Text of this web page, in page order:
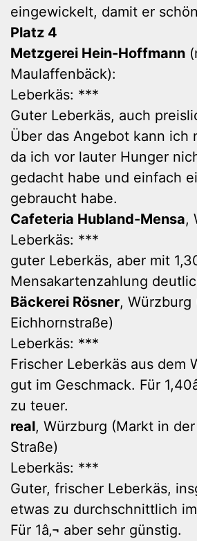
eingewickelt, damit er
Platz 4
Metzgerei Hein-Hoffmann
Maulaffenbäck):
Leberkäs: ***
Guter Leberkäs, auch
Über das Angebot kann ich
da ich vor lauter Hunger
gedacht habe und einfach
gebraucht habe.
Cafeteria Hubland-Mensa,
Leberkäs: ***
guter Leberkäs, aber mit
Mensakartenzahlung
Bäckerei Rösner, Würzburg
Eichhornstraße)
Leberkäs: ***
Frischer Leberkäs aus dem
gut im Geschmack. Für
zu teuer.
real, Würzburg (Markt in
Straße)
Leberkäs: ***
Guter, frischer Leberkäs,
etwas zu durchschnittlich
Für 1â‚¬ aber sehr günstig.